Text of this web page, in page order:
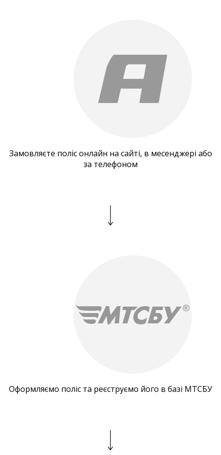
Замовляєте поліс онлайн на сайті, в месенджері або
за телефоном
Оформляємо поліс та реєструємо його в базі МТСБУ